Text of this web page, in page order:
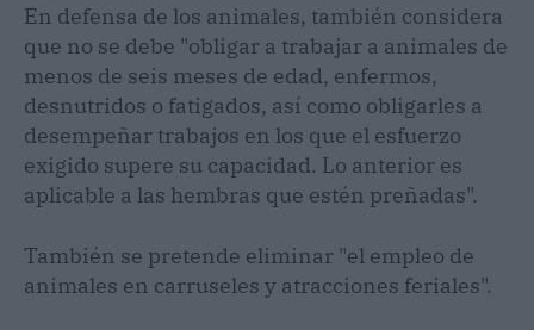
En defensa de los animales, también considera
que no se debe "obligar a trabajar a animales de
menos de seis meses de edad, enfermos,
desnutridos o fatigados, así como obligarles a
desempeñar trabajos en los que el esfuerzo
exigido supere su capacidad. Lo anterior es
aplicable a las hembras que estén preñadas".
También se pretende eliminar "el empleo de
animales en carruseles y atracciones feriales".